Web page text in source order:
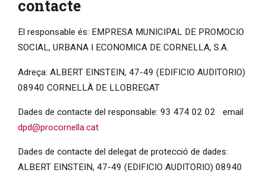
contacte
El responsable és: EMPRESA MUNICIPAL DE PROMOCIO
SOCIAL, URBANA I ECONOMICA DE CORNELLA, S.A.
Adreça: ALBERT EINSTEIN, 47-49 (EDIFICIO AUDITORIO)
08940 CORNELLÀ DE LLOBREGAT
Dades de contacte del responsable: 93 474 02 02 email
dpd@procornella.cat
Dades de contacte del delegat de protecció de dades:
ALBERT EINSTEIN, 47-49 (EDIFICIO AUDITORIO) 08940